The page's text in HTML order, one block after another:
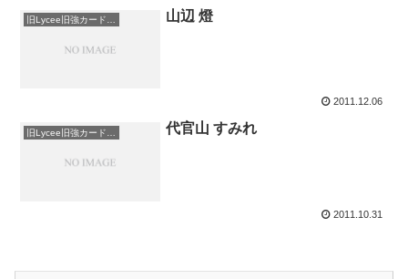
山辺 燈
2011.12.06
代官山 すみれ
2011.10.31